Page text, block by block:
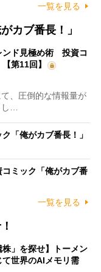
一覧を見る
カブ番長！」
ンド見極め術 投資コ
第11回】
、圧倒的な情報量が
…
「俺がカブ番長！」
ミック「俺がカブ番
一覧を見る
株」を探せ】トーメン
世界のAIメモリ需